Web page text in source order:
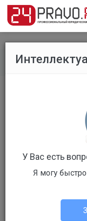
Обычные
У Вас есть
Я могу